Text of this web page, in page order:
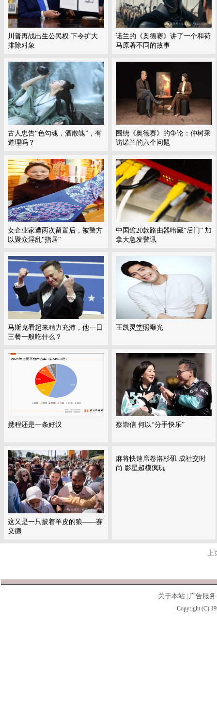
川普再战出生公民权 下令扩大
排除对象
诺兰的《奥德赛》讲了一个和荷
马原著不同的故事
古人忠告“色勾魂，酒散魄”，有
道理吗？
围绕《奥德赛》的争论：仲树采
访诺兰的六个问题
女企业家遭两次留置后，被警方
以聚众淫乱"指居"
中国逾20款路由器暗藏“后门” 加
拿大急发警讯
马斯克看起来精力充沛，他一日
三餐一般吃什么？
王凯灵堂照曝光
携程还是一条好汉 蔡崇信 何以“分手快乐”
这又是一只披着羊皮的狼——赛
义德
麻将快速席卷洛杉矶 成社交时
尚 影星超模疯玩
上
关于本站 广告服务
Copyright (C)